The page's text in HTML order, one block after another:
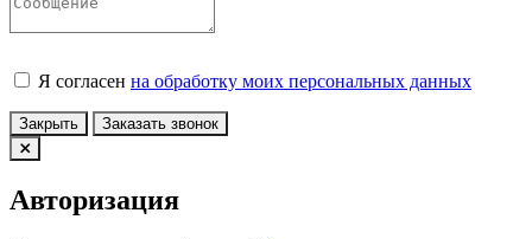
Я согласен на обработку моих персональных данных
Закрыть Заказать звонок
Авторизация